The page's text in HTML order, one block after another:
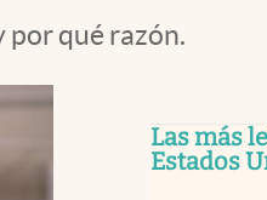
por qué razón.
Las más
Estados